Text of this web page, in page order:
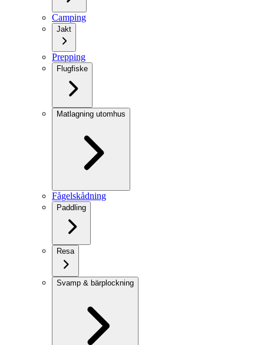
Camping
Jakt
Prepping
Flugfiske
Matlagning utomhus
Fågelskådning
Paddling
Resa
Svamp & bärplockning